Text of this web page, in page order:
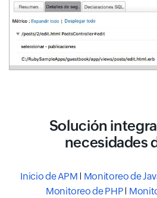
Solución
necesidades
Inicio de APM Monitoreo de
Monitoreo de PHP